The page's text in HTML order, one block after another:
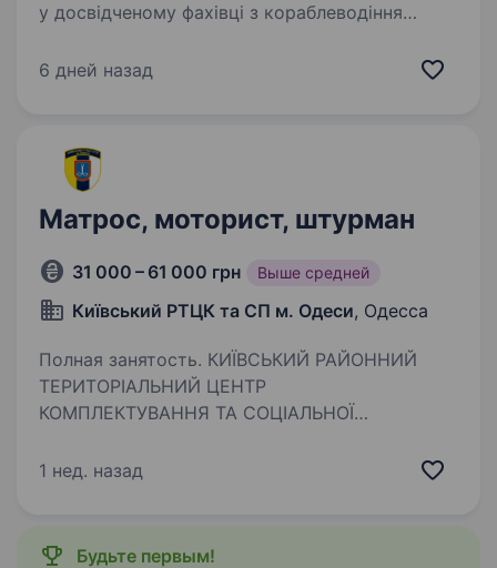
у досвідченому фахівці з кораблеводіння
відповідатимете за організацію штурманської
підрозділу…
6 дней назад
Матрос, моторист, штурман
31 000 – 61 000 грн Выше средней
Київський РТЦК та СП м. Одеси, Одесса
Полная занятость. КИЇВСЬКИЙ РАЙОННИЙ
ТЕРИТОРІАЛЬНИЙ ЦЕНТР
КОМПЛЕКТУВАННЯ ТА СОЦІАЛЬНОЇ
ЗБРОЙНИХ СИЛ УКРАЇНИ ЗА КОНТРАКТОМ.
1 нед. назад
Будьте первым!